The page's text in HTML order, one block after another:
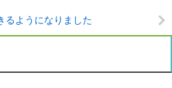
るようになりました